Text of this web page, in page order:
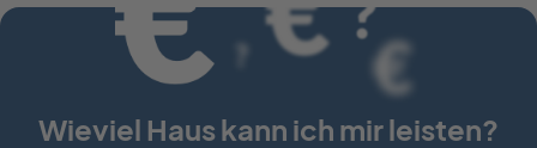
Wieviel Haus kann ich mir leisten?